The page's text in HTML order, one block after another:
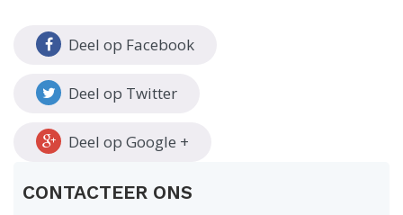
Deel op Facebook
Deel op Twitter
Deel op Google +
CONTACTEER ONS